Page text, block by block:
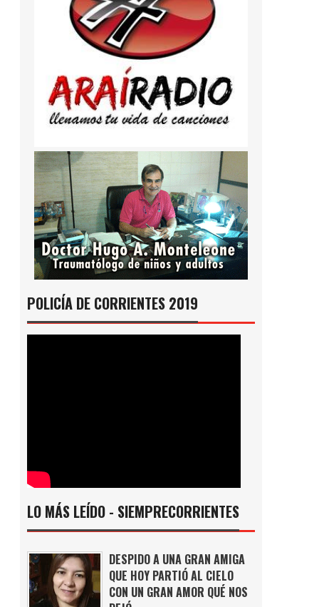
POLICÍA DE CORRIENTES 2019
LO MÁS LEÍDO - SIEMPRECORRIENTES
DESPIDO A UNA GRAN AMIGA
QUE HOY PARTIÓ AL CIELO
CON UN GRAN AMOR QUÉ NOS